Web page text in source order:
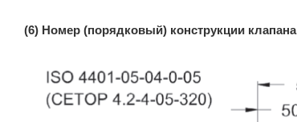
(6) Номер (порядковый) конструкции клапана